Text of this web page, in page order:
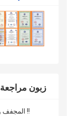
زبون مراجعة
المجفف و المحبب يعملان بشكل جيد ، رائع !!